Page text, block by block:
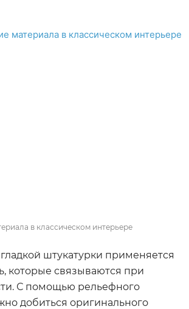
в классическом интерьере
штукатурки применяется
которые связываются при
С помощью рельефного
добиться оригинального